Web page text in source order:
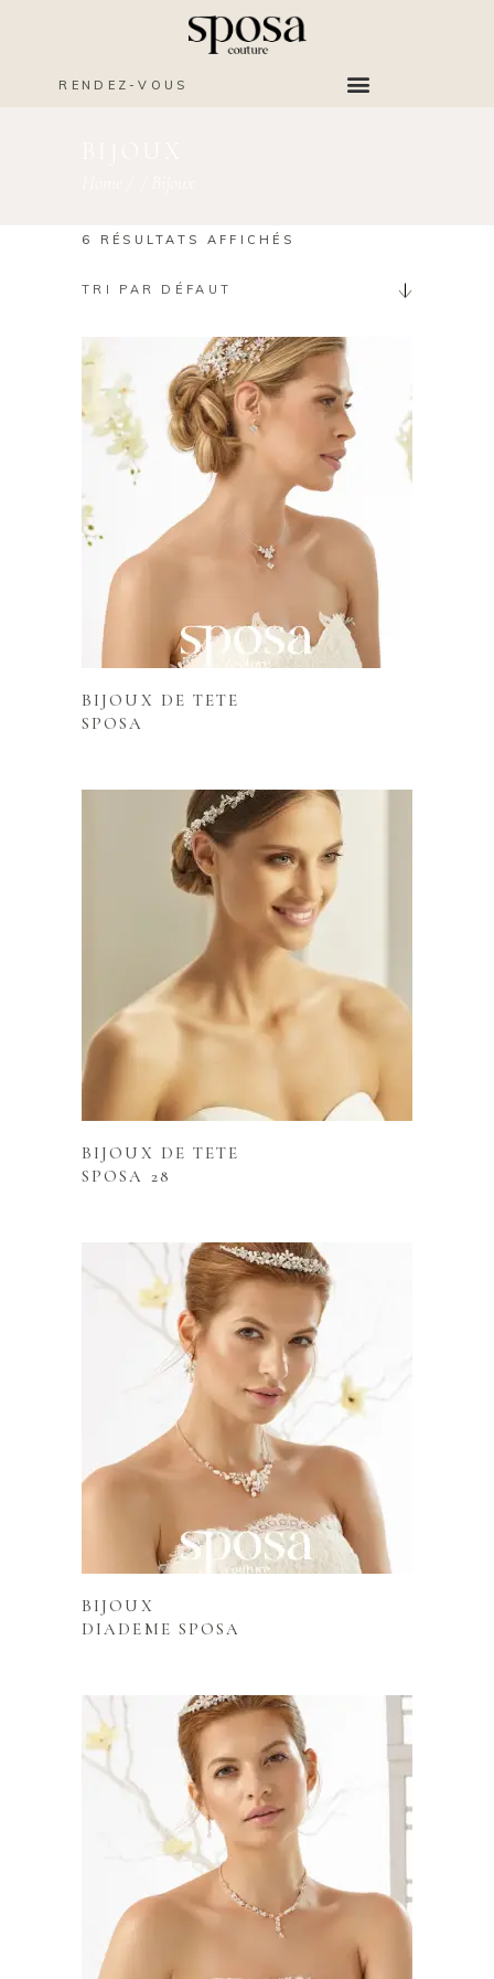
RENDEZ-VOUS
6 RÉSULTATS AFFICHÉS
TRI PAR DÉFAUT
Lire la suite
BIJOUX DE TETE
SPOSA
Lire la suite
BIJOUX DE TETE
SPOSA 28
Lire la suite
BIJOUX
DIADEME SPOSA